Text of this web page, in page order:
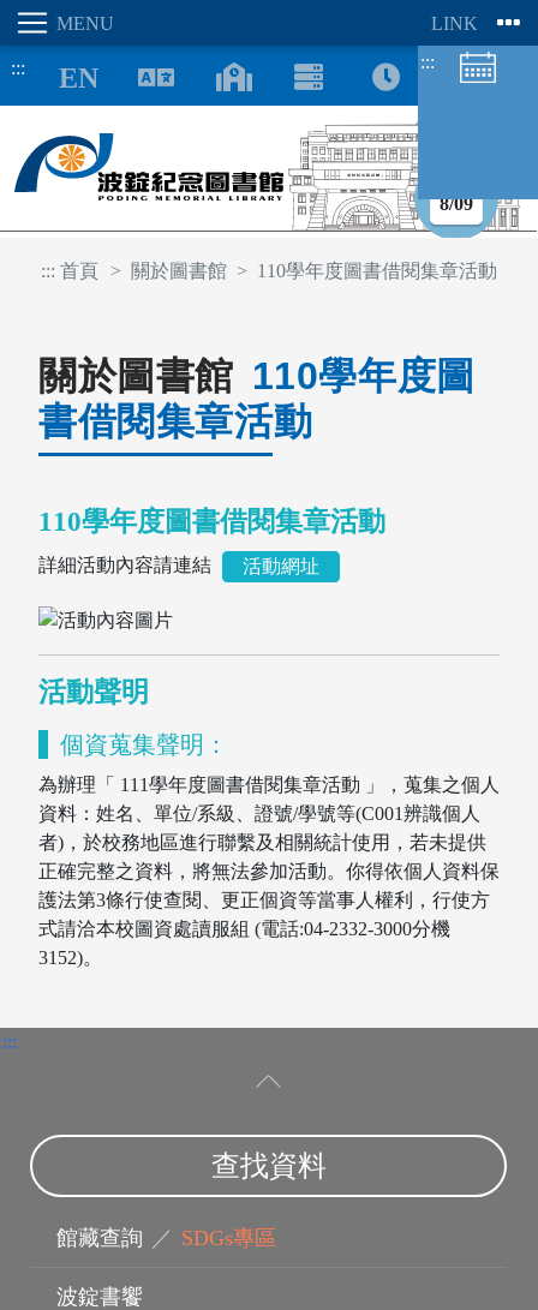
:::
8/09
:::
圖書薦購
::: 首頁 關於圖書館 110學年度圖書借閱集章活動
關於圖書館 110學年度圖
書借閱集章活動
110學年度圖書借閱集章活動
詳細活動內容請連結 活動網址
活動聲明
個資蒐集聲明：
為辦理「 111學年度圖書借閱集章活動 」，蒐集之個人
資料：姓名、單位/系級、證號/學號等(C001辨識個人
者)，於校務地區進行聯繫及相關統計使用，若未提供
正確完整之資料，將無法參加活動。你得依個人資料保
護法第3條行使查閱、更正個資等當事人權利，行使方
式請洽本校圖資處讀服組 (電話:04-2332-3000分機
3152)。
:::
查找資料
館藏查詢 ／ SDGs專區
波錠書饗